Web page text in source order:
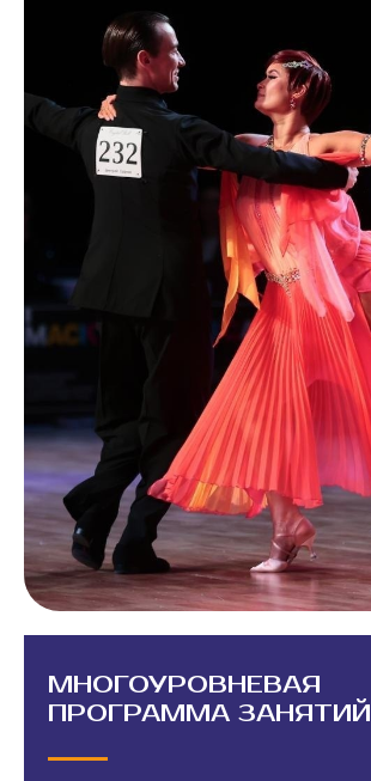
МНОГОУРОВНЕВАЯ
ПРОГРАММА ЗАНЯТИЙ